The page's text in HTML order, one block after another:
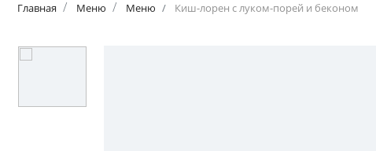
Главная Меню Меню Киш-лорен с луком-порей и беконом